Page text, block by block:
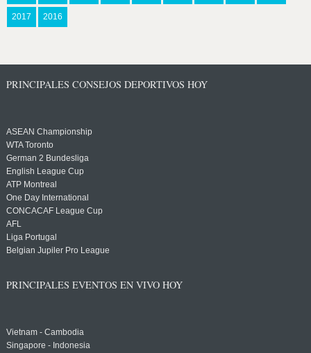
2017 2016
PRINCIPALES CONSEJOS DEPORTIVOS HOY
ASEAN Championship
WTA Toronto
German 2 Bundesliga
English League Cup
ATP Montreal
One Day International
CONCACAF League Cup
AFL
Liga Portugal
Belgian Jupiler Pro League
PRINCIPALES EVENTOS EN VIVO HOY
Vietnam - Cambodia
Singapore - Indonesia